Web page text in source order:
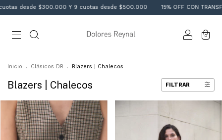
$300.000 Y 9 cuotas desde $500.000 15% OFF CON
0
Inicio . Clásicos DR . Blazers | Chalecos
Blazers | Chalecos FILTRAR